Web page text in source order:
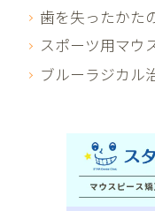
歯を失ったかた
スポーツ用マウ
ブルーラジカル